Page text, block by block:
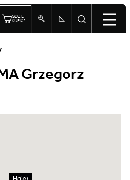
GDZIE
KUPIĆ?
Grzegorz